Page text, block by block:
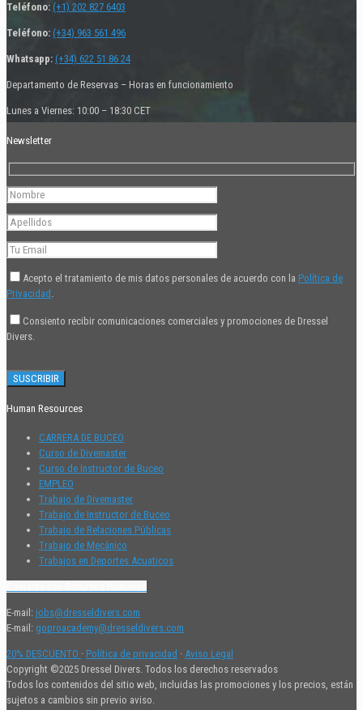
Teléfono: (+1) 202 827 6403
Teléfono: (+34) 963 561 496
Whatsapp: (+34) 622 51 86 24
Departamento de Reservas – Horas en funcionamiento
Lunes a Viernes: 10:00 – 18:30 CET
Newsletter
Acepto el tratamiento de mis datos personales de acuerdo con la Política de
Privacidad
Consiento recibir comunicaciones comerciales y promociones de Dressel
Divers.
Human Resources
CARRERA DE BUCEO
Curso de Divemaster
Curso de Instructor de Buceo
EMPLEO
Trabajo de Divemaster
Trabajo de Instructor de Buceo
Trabajo de Relaciones Públicas
Trabajo de Mecánico
Trabajos en Deportes Acuaticos
E-mail: jobs@dresseldivers.com
E-mail: goproacademy@dresseldivers.com
20% DESCUENTO · Política de privacidad · Aviso Legal
Copyright ©2025 Dressel Divers. Todos los derechos reservados
Todos los contenidos del sitio web, incluidas las promociones y los precios, están
sujetos a cambios sin previo aviso.